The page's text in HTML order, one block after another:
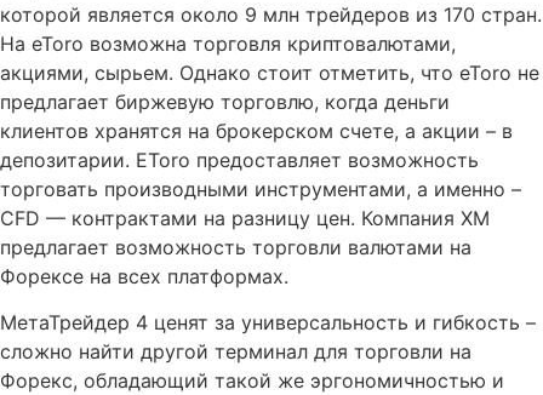
которой является около 9 млн трейдеров из 170 стран.
На eToro возможна торговля криптовалютами,
акциями, сырьем. Однако стоит отметить, что eToro не
предлагает биржевую торговлю, когда деньги
клиентов хранятся на брокерском счете, а акции – в
депозитарии. EToro предоставляет возможность
торговать производными инструментами, а именно –
CFD — контрактами на разницу цен. Компания XM
предлагает возможность торговли валютами на
Форексе на всех платформах.
МетаТрейдер 4 ценят за универсальность и гибкость –
сложно найти другой терминал для торговли на
Форекс, обладающий такой же эргономичностью и